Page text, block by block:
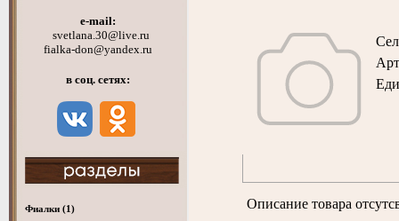
e-mail:
svetlana.30@live.ru
fialka-don@yandex.ru
в соц. сетях:
Фиалки (1)
Описание товара